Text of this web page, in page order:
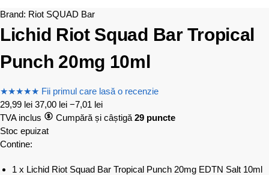
Brand: Riot SQUAD Bar
Lichid Riot Squad Bar Tropical
Punch 20mg 10ml
★★★★★ Fii primul care lasă o recenzie
29,99 lei 37,00 lei −7,01 lei
TVA inclus
Cumpără și câștigă 29 puncte
Stoc epuizat
Contine:
1 x Lichid Riot Squad Bar Tropical Punch 20mg EDTN Salt 10ml